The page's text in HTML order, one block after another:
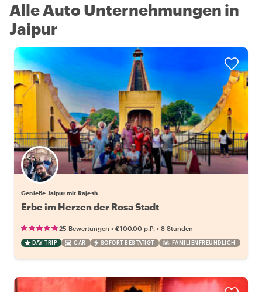
Alle Auto Unternehmungen in
Jaipur
Genieße Jaipur mit Rajesh
Erbe im Herzen der Rosa Stadt
25 Bewertungen • €100.00 p.P. • 8 Stunden
DAY TRIP CAR SOFORT BESTÄTIGT FAMILIENFREUNDLICH